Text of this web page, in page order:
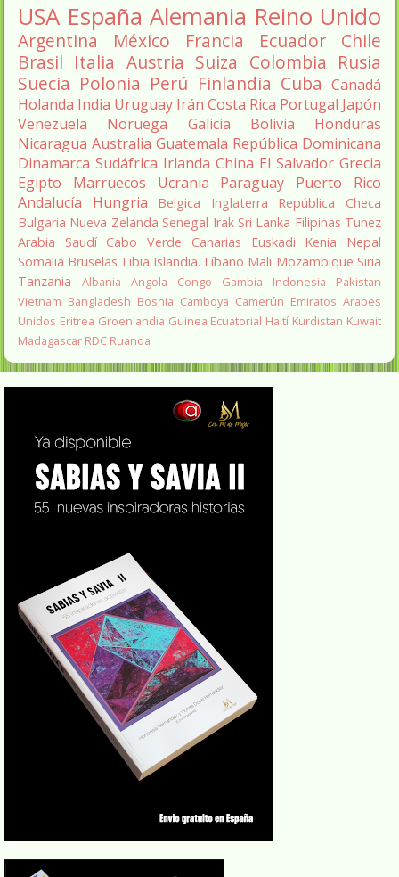
USA España Alemania Reino Unido
Argentina México Francia Ecuador
Chile
Brasil Italia Austria Suiza Colombia Rusia
Suecia Polonia Perú Finlandia Cuba Canadá
Holanda India Uruguay Irán Costa Rica Portugal Japón
Venezuela
Noruega Galicia Bolivia
Honduras
Nicaragua Australia Guatemala República Dominicana
Dinamarca Sudáfrica Irlanda China El Salvador Grecia
Egipto
Marruecos Ucrania Paraguay
Puerto Rico
Andalucía
Hungria Belgica Inglaterra
República Checa
Bulgaria Nueva Zelanda Senegal Irak Sri Lanka Filipinas Tunez
Arabia Saudí Cabo Verde Canarias Euskadi Kenia
Nepal
Somalia Bruselas Libia Islandia. Líbano Mali Mozambique Siria
Tanzania
Albania Angola Congo Gambia Indonesia
Pakistan
Vietnam Bangladesh Bosnia Camboya Camerún Emiratos Arabes
Unidos Eritrea Groenlandia Guinea Ecuatorial Haití Kurdistan Kuwait
Madagascar RDC Ruanda